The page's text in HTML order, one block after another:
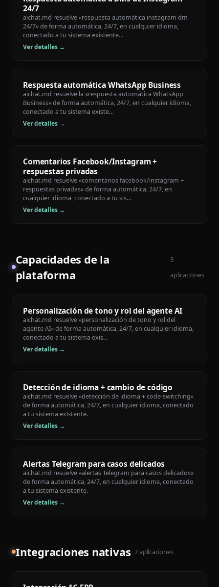
24/7
aichat.md resuelve «respuesta automática instagram dm
24/7» de forma automática, 24/7, en cualquier idioma,
conectado a tu sistema existente…
Ver detalles →
Respuesta automática WhatsApp Business
aichat.md resuelve la «respuesta automática WhatsApp
Business» de forma automática, 24/7, en cualquier idioma,
conectado a tu sistema existe…
Ver detalles →
Comentarios Facebook/Instagram +
respuestas privadas
aichat.md resuelve «comentarios facebook/instagram +
respuestas privadas» de forma automática, 24/7, en
cualquier idioma, conectado a tu sis…
Ver detalles →
Capacidades de la
plataforma
3
aplicaciones
Personalización de tono y rol del agente AI
aichat.md resuelve «personalización de tono y rol del
agente AI» de forma automática, 24/7, en cualquier idioma,
conectado a tu sistema exis…
Ver detalles →
Detección de idioma + cambio de código
aichat.md resuelve «detección de idioma + code-switching»
de forma automática, 24/7, en cualquier idioma, conectado
a tu sistema existente.
Ver detalles →
Alertas Telegram para casos delicados
aichat.md resuelve «alertas Telegram para casos delicados»
de forma automática, 24/7, en cualquier idioma, conectado
a tu sistema existente.
Ver detalles →
Integraciones nativas 7aplicaciones